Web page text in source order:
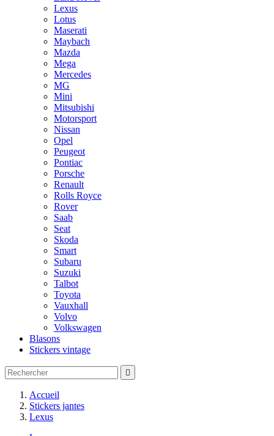
Lexus
Lotus
Maserati
Maybach
Mazda
Mega
Mercedes
MG
Mini
Mitsubishi
Motorsport
Nissan
Opel
Peugeot
Pontiac
Porsche
Renault
Rolls Royce
Rover
Saab
Seat
Skoda
Smart
Subaru
Suzuki
Talbot
Toyota
Vauxhall
Volvo
Volkswagen
Blasons
Stickers vintage

Accueil
Stickers jantes
Lexus